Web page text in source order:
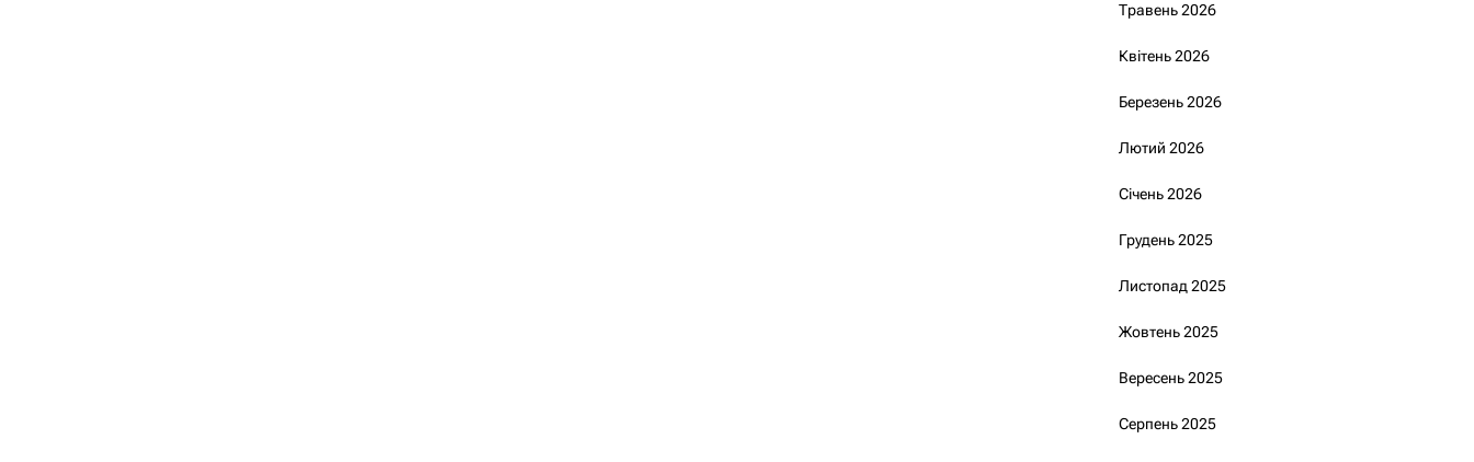
Травень 2026
Квітень 2026
Березень 2026
Лютий 2026
Січень 2026
Грудень 2025
Листопад 2025
Жовтень 2025
Вересень 2025
Серпень 2025